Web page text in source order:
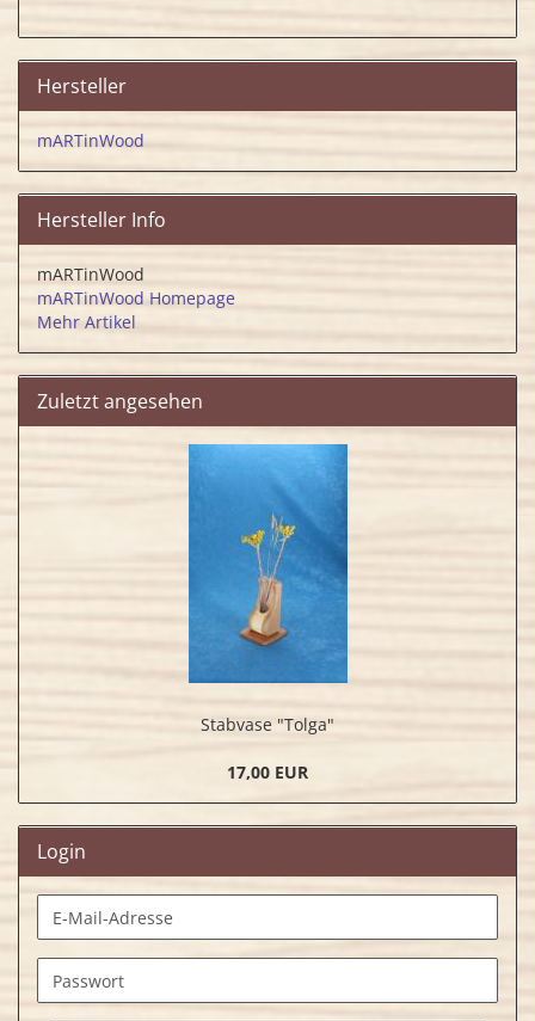
Hersteller
mARTinWood
Hersteller Info
mARTinWood
mARTinWood Homepage
Mehr Artikel
Zuletzt angesehen
Stabvase "Tolga"
17,00 EUR
Login
E-
Mail-
Adresse
Passwort